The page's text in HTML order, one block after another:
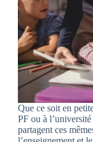
Que ce soit en
PF ou à
partagent ces